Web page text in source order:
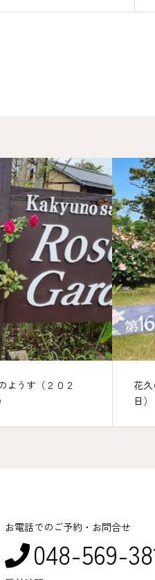
花久の里バラ園のよ
お電話でのご予約・お問合せ
048-569-